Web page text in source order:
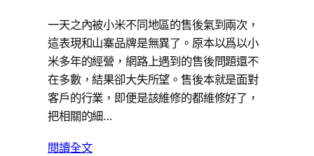
一天之內被小米不同地區的售後氣到兩次，
這表現和山寨品牌是無異了。原本以爲以小
米多年的經營，網路上遇到的售後問題還不
在多數，結果卻大失所望。售後本就是面對
客戶的行業，即便是該維修的都維修好了，
把相關的細…
閱讀全文